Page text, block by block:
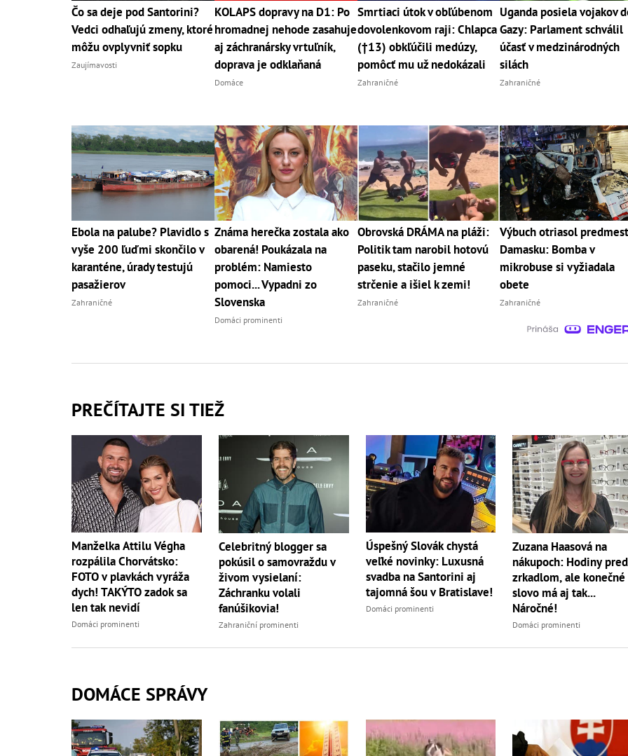
Čo sa deje pod Santorini?
Vedci odhaľujú zmeny, ktoré
môžu ovplyvniť sopku
Zaujímavosti
KOLAPS dopravy na D1: Po
hromadnej nehode zasahuje
aj záchranársky vrtuľník,
doprava je odklaňaná
Domáce
Smrtiaci útok v obľúbenom
dovolenkovom raji: Chlapca
(†13) obkľúčili medúzy,
pomôcť mu už nedokázali
Zahraničné
Uganda posiela vojakov
Gazy: Parlament schválil
účasť v medzinárodných
silách
Zahraničné
Ebola na palube? Plavidlo s
vyše 200 ľuďmi skončilo v
karanténe, úrady testujú
pasažierov
Zahraničné
Známa herečka zostala ako
obarená! Poukázala na
problém: Namiesto
pomoci... Vypadni zo
Slovenska
Domáci prominenti
Obrovská DRÁMA na pláži:
Politik tam narobil hotovú
paseku, stačilo jemné
strčenie a išiel k zemi!
Zahraničné
Výbuch otriasol
Damasku: Bomba v
mikrobuse si vyžiadala
obete
Zahraničné
PREČÍTAJTE SI TIEŽ
Manželka Attilu Végha
rozpálila Chorvátsko:
FOTO v plavkách vyráža
dych! TAKÝTO zadok sa
len tak nevidí
Domáci prominenti
Celebritný blogger sa
pokúsil o samovraždu v
živom vysielaní:
Záchranku volali
fanúšikovia!
Zahraniční prominenti
Úspešný Slovák chystá
veľké novinky: Luxusná
svadba na Santorini aj
tajomná šou v Bratislave!
Domáci prominenti
Zuzana Haasová na
nákupoch: Hodiny pred
zrkadlom, ale konečné
slovo má aj tak...
Náročné!
Domáci prominenti
DOMÁCE SPRÁVY